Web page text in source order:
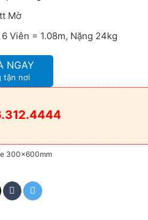
Mờ
Viên = 1.08m, Nặng 24kg
NGAY
tận nơi
300x600mm